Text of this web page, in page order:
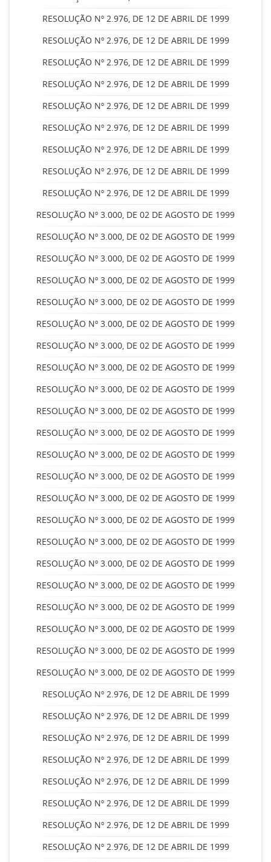
RESOLUÇÃO Nº 2.976, DE 12 DE ABRIL DE 1999
RESOLUÇÃO Nº 2.976, DE 12 DE ABRIL DE 1999
RESOLUÇÃO Nº 2.976, DE 12 DE ABRIL DE 1999
RESOLUÇÃO Nº 2.976, DE 12 DE ABRIL DE 1999
RESOLUÇÃO Nº 2.976, DE 12 DE ABRIL DE 1999
RESOLUÇÃO Nº 2.976, DE 12 DE ABRIL DE 1999
RESOLUÇÃO Nº 2.976, DE 12 DE ABRIL DE 1999
RESOLUÇÃO Nº 2.976, DE 12 DE ABRIL DE 1999
RESOLUÇÃO Nº 2.976, DE 12 DE ABRIL DE 1999
RESOLUÇÃO Nº 3.000, DE 02 DE AGOSTO DE 1999
RESOLUÇÃO Nº 3.000, DE 02 DE AGOSTO DE 1999
RESOLUÇÃO Nº 3.000, DE 02 DE AGOSTO DE 1999
RESOLUÇÃO Nº 3.000, DE 02 DE AGOSTO DE 1999
RESOLUÇÃO Nº 3.000, DE 02 DE AGOSTO DE 1999
RESOLUÇÃO Nº 3.000, DE 02 DE AGOSTO DE 1999
RESOLUÇÃO Nº 3.000, DE 02 DE AGOSTO DE 1999
RESOLUÇÃO Nº 3.000, DE 02 DE AGOSTO DE 1999
RESOLUÇÃO Nº 3.000, DE 02 DE AGOSTO DE 1999
RESOLUÇÃO Nº 3.000, DE 02 DE AGOSTO DE 1999
RESOLUÇÃO Nº 3.000, DE 02 DE AGOSTO DE 1999
RESOLUÇÃO Nº 3.000, DE 02 DE AGOSTO DE 1999
RESOLUÇÃO Nº 3.000, DE 02 DE AGOSTO DE 1999
RESOLUÇÃO Nº 3.000, DE 02 DE AGOSTO DE 1999
RESOLUÇÃO Nº 3.000, DE 02 DE AGOSTO DE 1999
RESOLUÇÃO Nº 3.000, DE 02 DE AGOSTO DE 1999
RESOLUÇÃO Nº 3.000, DE 02 DE AGOSTO DE 1999
RESOLUÇÃO Nº 3.000, DE 02 DE AGOSTO DE 1999
RESOLUÇÃO Nº 3.000, DE 02 DE AGOSTO DE 1999
RESOLUÇÃO Nº 3.000, DE 02 DE AGOSTO DE 1999
RESOLUÇÃO Nº 3.000, DE 02 DE AGOSTO DE 1999
RESOLUÇÃO Nº 3.000, DE 02 DE AGOSTO DE 1999
RESOLUÇÃO Nº 2.976, DE 12 DE ABRIL DE 1999
RESOLUÇÃO Nº 2.976, DE 12 DE ABRIL DE 1999
RESOLUÇÃO Nº 2.976, DE 12 DE ABRIL DE 1999
RESOLUÇÃO Nº 2.976, DE 12 DE ABRIL DE 1999
RESOLUÇÃO Nº 2.976, DE 12 DE ABRIL DE 1999
RESOLUÇÃO Nº 2.976, DE 12 DE ABRIL DE 1999
RESOLUÇÃO Nº 2.976, DE 12 DE ABRIL DE 1999
RESOLUÇÃO Nº 2.976, DE 12 DE ABRIL DE 1999